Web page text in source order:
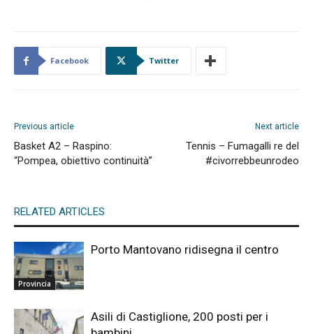
Facebook Twitter
Previous article
Basket A2 – Raspino:
“Pompea, obiettivo continuità”
Next article
Tennis – Fumagalli re del
#civorrebbeunrodeo
RELATED ARTICLES
Provincia
Porto Mantovano ridisegna il centro
Asili di Castiglione, 200 posti per i